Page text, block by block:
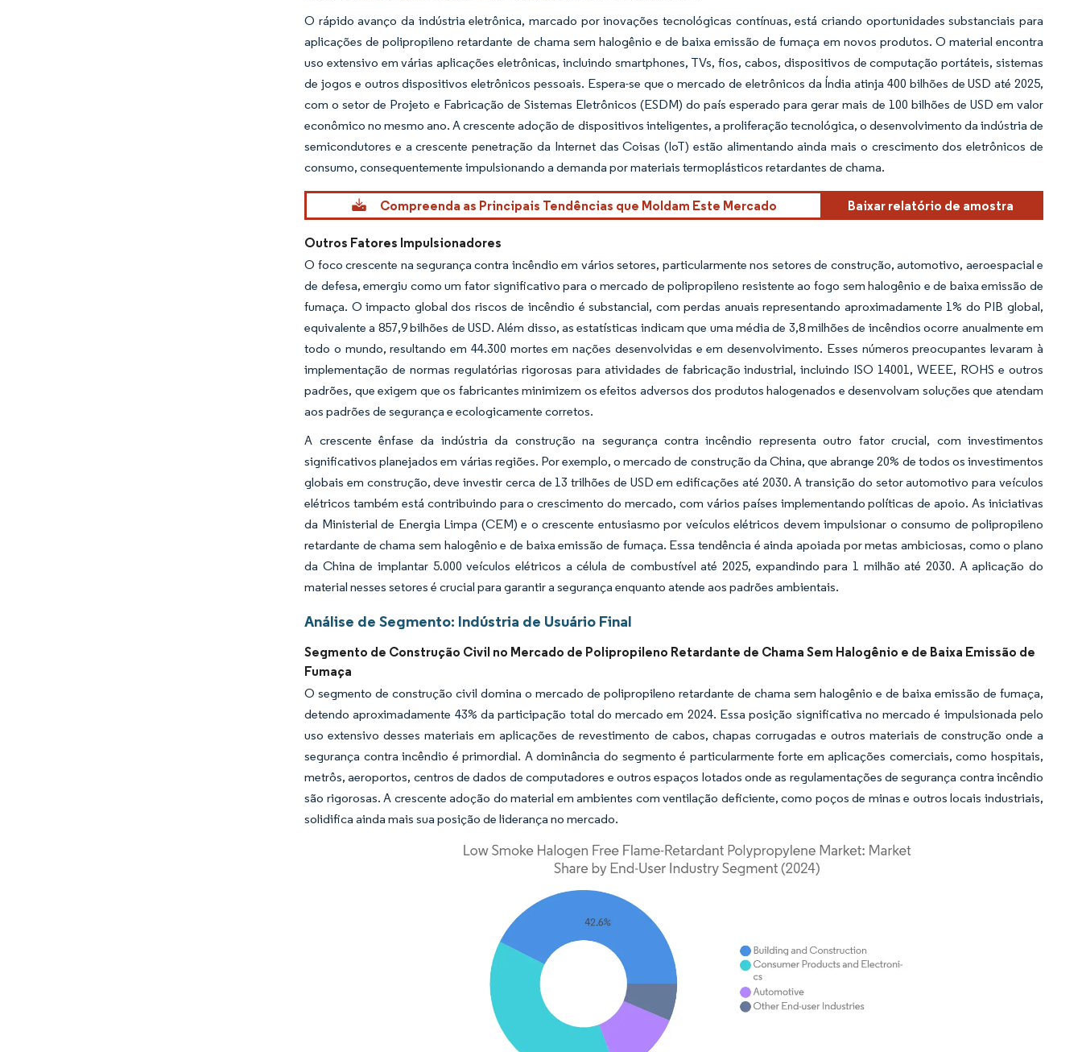
O rápido avanço da indústria eletrônica, marcado por inovações tecnológicas contínuas, está criando oportunidades substanciais para
aplicações de polipropileno retardante de chama sem halogênio e de baixa emissão de fumaça em novos produtos. O material encontra
uso extensivo em várias aplicações eletrônicas, incluindo smartphones, TVs, fios, cabos, dispositivos de computação portáteis, sistemas
de jogos e outros dispositivos eletrônicos pessoais. Espera-se que o mercado de eletrônicos da Índia atinja 400 bilhões de USD até 2025,
com o setor de Projeto e Fabricação de Sistemas Eletrônicos (ESDM) do país esperado para gerar mais de 100 bilhões de USD em valor
econômico no mesmo ano. A crescente adoção de dispositivos inteligentes, a proliferação tecnológica, o desenvolvimento da indústria de
semicondutores e a crescente penetração da Internet das Coisas (IoT) estão alimentando ainda mais o crescimento dos eletrônicos de
consumo, consequentemente impulsionando a demanda por materiais termoplásticos retardantes de chama.
Compreenda as Principais Tendências que Moldam Este Mercado Baixar relatório de amostra
Outros Fatores Impulsionadores
O foco crescente na segurança contra incêndio em vários setores, particularmente nos setores de construção, automotivo, aeroespacial e
de defesa, emergiu como um fator significativo para o mercado de polipropileno resistente ao fogo sem halogênio e de baixa emissão de
fumaça. O impacto global dos riscos de incêndio é substancial, com perdas anuais representando aproximadamente 1% do PIB global,
equivalente a 857,9 bilhões de USD. Além disso, as estatísticas indicam que uma média de 3,8 milhões de incêndios ocorre anualmente em
todo o mundo, resultando em 44.300 mortes em nações desenvolvidas e em desenvolvimento. Esses números preocupantes levaram à
implementação de normas regulatórias rigorosas para atividades de fabricação industrial, incluindo ISO 14001, WEEE, ROHS e outros
padrões, que exigem que os fabricantes minimizem os efeitos adversos dos produtos halogenados e desenvolvam soluções que atendam
aos padrões de segurança e ecologicamente corretos.
A crescente ênfase da indústria da construção na segurança contra incêndio representa outro fator crucial, com investimentos
significativos planejados em várias regiões. Por exemplo, o mercado de construção da China, que abrange 20% de todos os investimentos
globais em construção, deve investir cerca de 13 trilhões de USD em edificações até 2030. A transição do setor automotivo para veículos
elétricos também está contribuindo para o crescimento do mercado, com vários países implementando políticas de apoio. As iniciativas
da Ministerial de Energia Limpa (CEM) e o crescente entusiasmo por veículos elétricos devem impulsionar o consumo de polipropileno
retardante de chama sem halogênio e de baixa emissão de fumaça. Essa tendência é ainda apoiada por metas ambiciosas, como o plano
da China de implantar 5.000 veículos elétricos a célula de combustível até 2025, expandindo para 1 milhão até 2030. A aplicação do
material nesses setores é crucial para garantir a segurança enquanto atende aos padrões ambientais.
Análise de Segmento: Indústria de Usuário Final
Segmento de Construção Civil no Mercado de Polipropileno Retardante de Chama Sem Halogênio e de Baixa Emissão de
Fumaça
O segmento de construção civil domina o mercado de polipropileno retardante de chama sem halogênio e de baixa emissão de fumaça,
detendo aproximadamente 43% da participação total do mercado em 2024. Essa posição significativa no mercado é impulsionada pelo
uso extensivo desses materiais em aplicações de revestimento de cabos, chapas corrugadas e outros materiais de construção onde a
segurança contra incêndio é primordial. A dominância do segmento é particularmente forte em aplicações comerciais, como hospitais,
metrôs, aeroportos, centros de dados de computadores e outros espaços lotados onde as regulamentações de segurança contra incêndio
são rigorosas. A crescente adoção do material em ambientes com ventilação deficiente, como poços de minas e outros locais industriais,
solidifica ainda mais sua posição de liderança no mercado.